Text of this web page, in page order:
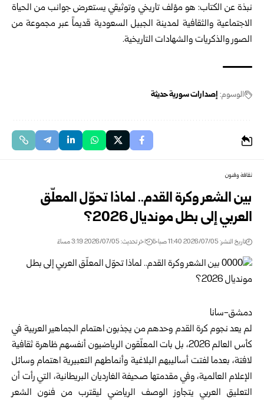
نبذة عن الكتاب: هو مؤلف تاريخي وتوثيقي يستعرض جوانب من الحياة
الاجتماعية والثقافية لمدينة الجبيل السعودية قديماً عبر مجموعة من
الصور والذكريات والشهادات التاريخية.
الوسوم: إصدارات سورية حديثة
ثقافة وفنون
بين الشعر وكرة القدم.. لماذا تحوّل المعلّق
العربي إلى بطل مونديال 2026؟
تاريخ النشر: 2026/07/05 11:40 صباحًا اخر تحديث: 2026/07/05 3:19 مساءً
دمشق-سانا
لم يعد نجوم كرة القدم وحدهم من يجذبون اهتمام الجماهير العربية في
كأس العالم 2026، بل بات المعلّقون الرياضيون أنفسهم ظاهرة ثقافية
لافتة، بعدما لفتت أساليبهم البلاغية وأنماطهم التعبيرية اهتمام وسائل
الإعلام العالمية، وفي مقدمتها صحيفة الغارديان البريطانية، التي رأت أن
التعليق العربي يتجاوز الوصف الرياضي ليقترب من فنون الشعر